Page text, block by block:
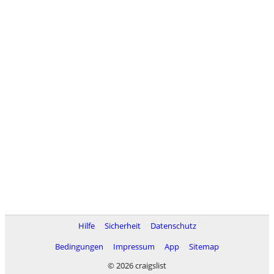
Hilfe Sicherheit
Datenschutz
Bedingungen
Impressum App
Sitemap
© 2026 craigslist